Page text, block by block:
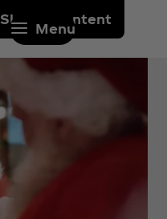
Skip to content
Menu